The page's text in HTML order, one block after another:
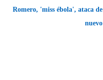
Romero, 'miss ébola', ataca de
nuevo